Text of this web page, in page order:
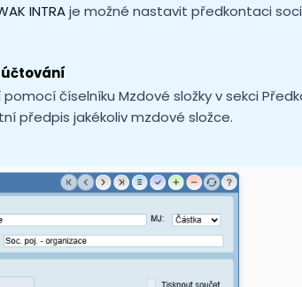
INTRAje možné nastavit předkontaci
číselníku Mzdové složky v sekci
předpis jakékoliv mzdové složce.